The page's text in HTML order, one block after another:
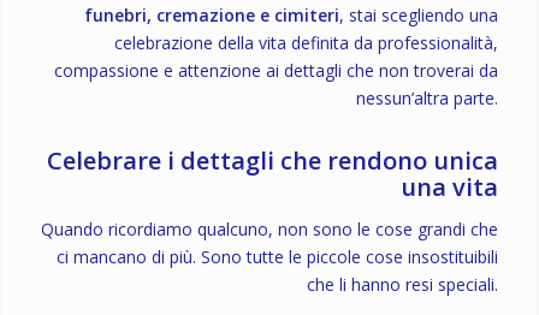
funebri, cremazione e cimiteri, stai scegliendo una
celebrazione della vita definita da professionalità,
compassione e attenzione ai dettagli che non troverai da
nessun’altra parte.
Celebrare i dettagli che rendono unica
una vita
Quando ricordiamo qualcuno, non sono le cose grandi che
ci mancano di più. Sono tutte le piccole cose insostituibili
che li hanno resi speciali.